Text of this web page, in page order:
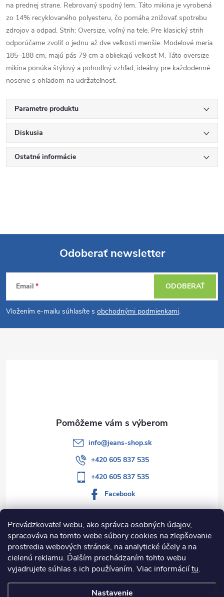
Prevádzkovateľ webu, ako správca osobných údajov,
spracováva na tomto webe súbory cookies na zlepšovanie
prostredia webových stránok, na analytické účely a na
cielenú reklamu. Ďalším prechádzaním tohto webu
vyjadrujete súhlas s ich používaním. Viac informáciítu.
Nastavenie
na prednej strane. Rebrovaný spodný lem. Táto mikina je vyrobená
zo 14% recyklovaného polyesteru, čo pomáha znižovať spotrebu
zdrojov a odpad. Strih: Oversize, voľný na tele. Pre klasický strih
odporúčame zvoliť o jednu až dve veľkosti menšie. Modelové meria
185–188 cm, majú pás 79 cm a obliekajú veľkosť M. Táto oversize
mikina ponúka štýlový a pohodlný vzhľad, ideálny pre každodenné
nosenie s ohľadom na udržateľnosť.
Parametre produktu
Diskusia
Ostatné informácie
Z
á
p
Odoberať newsletter
Email
Vložením e-mailu súhlasíte s obchodnými podmienkami.
ODOBERAŤ
Informácie pre vás
Kategórie
info@jeans-shop.sk
+420 605 837 535
+420 605 837 535
Facebook